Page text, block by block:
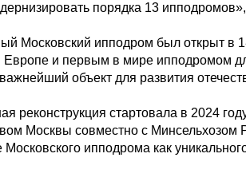
порядка 13
Московский ипподром был открыт в
и первым в мире ипподромом
объект для развития
реконструкция стартовала в 2024
Москвы совместно с Минсельхозом
ипподрома как